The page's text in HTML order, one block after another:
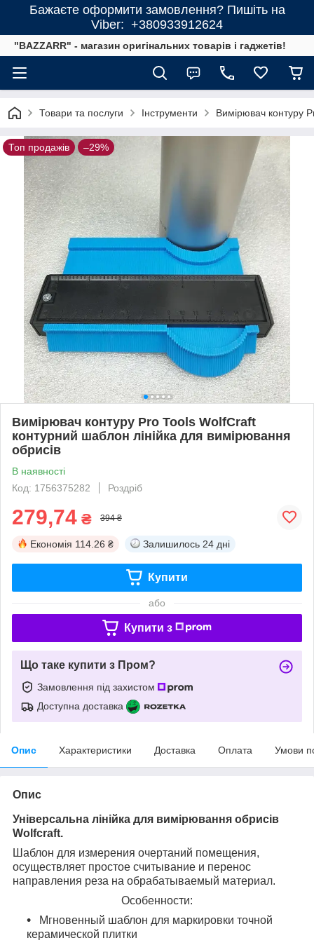
Бажаєте оформити замовлення? Пишіть на
Viber: +380933912624
"BAZZARR" - магазин оригінальних товарів і гаджетів!
Товари та послуги Інструменти Вимірювач контуру
Топ продажів –29%
Вимірювач контуру Pro Tools WolfCraft
контурний шаблон лінійка для вимірювання
обрисів
В наявності
Код: 1756375282
Роздріб
279,74 ₴ 394 ₴
Економія 114.26 ₴ Залишилось 24 дні
Купити
або
Купити з
Що таке купити з Пром?
Замовлення під захистом
Доступна доставка
Опис Характеристики Доставка Оплата Умови
Опис
Універсальна лінійка для вимірювання обрисів
Wolfcraft.
Шаблон для измерения очертаний помещения,
осуществляет простое считывание и перенос
направления реза на обрабатываемый материал.
Особенности:
Мгновенный шаблон для маркировки точной
керамической плитки